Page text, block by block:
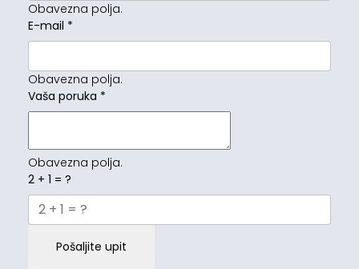
Obavezna polja.
E-mail *
Obavezna polja.
Vaša poruka *
Obavezna polja.
2 + 1 = ?
Pošaljite upit